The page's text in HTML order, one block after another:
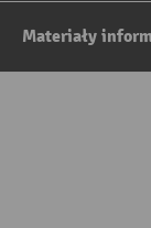
Materiały